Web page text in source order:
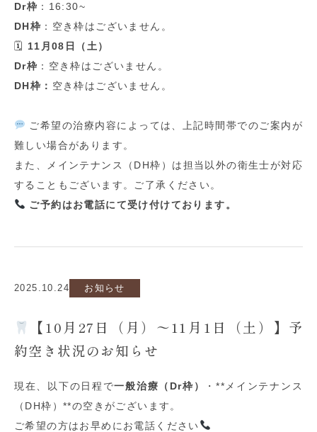
Dr枠 ： 16:30~
DH枠 ：空き枠はございません。
🗓
11 月08 日（土）
Dr枠 ：空き枠はございません。
DH枠： 空き枠はございません。
ご希望の治療内容によっては、上記時間帯でのご案内が
難しい場合があります。
また、メインテナンス（ DH枠）は担当以外の衛生士が対応
することもございます。ご了承ください。
ご予約はお電話にて受け付けております。
2025.10.24 お知らせ
【10月27日（月）〜11月1日（土）】予
約空き状況のお知らせ
現在、以下の日程で一般治療（ Dr枠） ・** メインテナンス
（ DH枠）**の空きがございます。
ご希望の方はお早めにお電話ください